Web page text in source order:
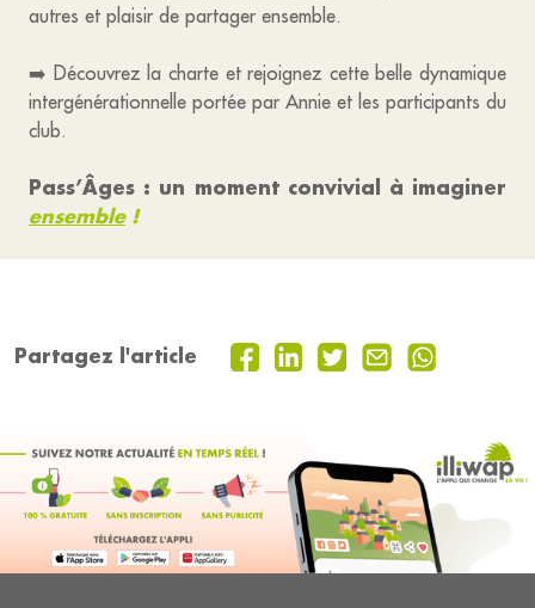
autres et plaisir de partager ensemble.
➡️ Découvrez la charte et rejoignez cette belle dynamique
intergénérationnelle portée par Annie et les participants du
club.
Pass’Âges : un moment convivial à imaginer
ensemble!
Partagez l'article